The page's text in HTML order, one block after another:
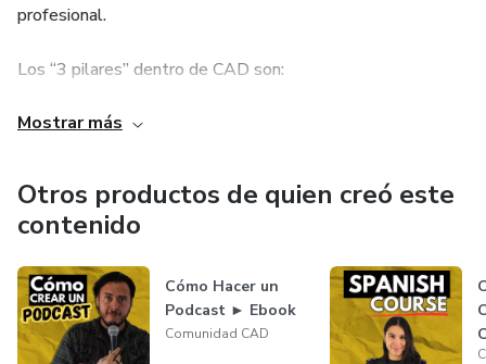
profesional.
Los “3 pilares” dentro de CAD son:
IDIOMAS
NEGOCIOS
Cada uno con una amplia gama de oportunidades (cursos,
talleres y/o conferencias).
Mostrar más
Otros productos de quien creó este
contenido
Cómo Hacer un
Podcast ► Ebook
Comunidad CAD